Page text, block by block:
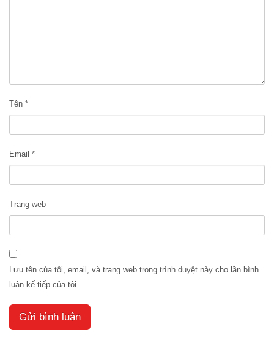
Tên *
Email *
Trang web
Lưu tên của tôi, email, và trang web trong trình duyệt này cho lần bình
luận kế tiếp của tôi.